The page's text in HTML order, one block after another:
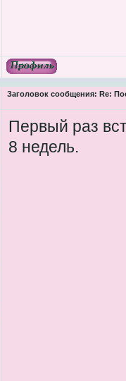
Заголовок сообщения: Re:
Первый раз
8 недель.